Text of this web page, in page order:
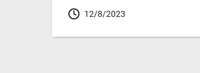
12/8/2023